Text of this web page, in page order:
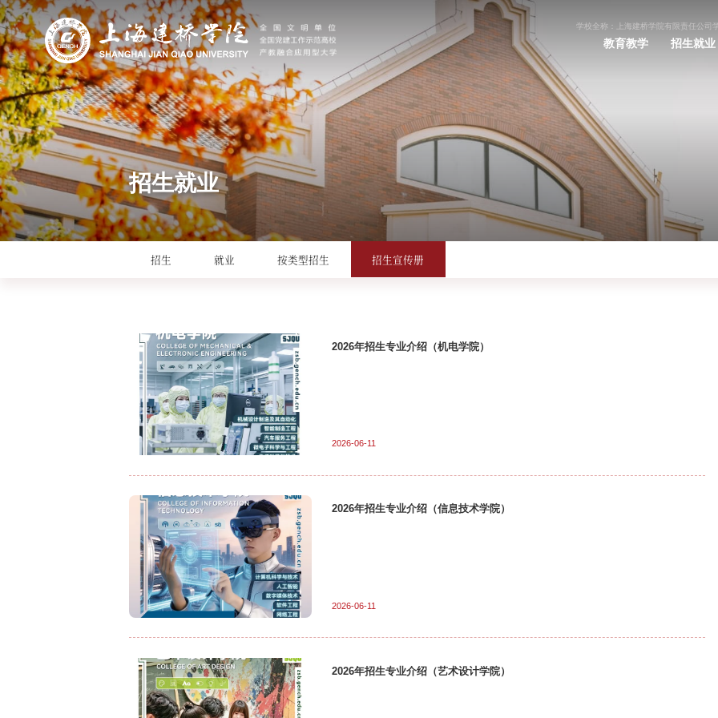
学校全称：上海建桥学院有限责任公司
教育教学 招生就业
招生就业
招生 就业 按类型招生 招生宣传册
2026年招生专业介绍（机电学院）
2026-06-11
2026年招生专业介绍（信息技术学院）
2026-06-11
2026年招生专业介绍（艺术设计学院）